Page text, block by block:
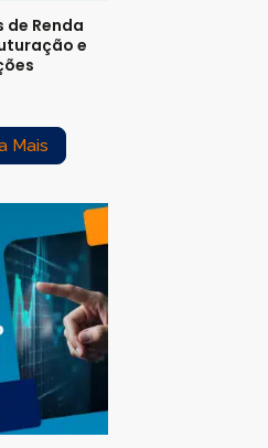
Renda
e
Mais